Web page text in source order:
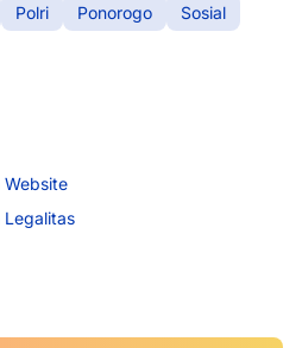
Polri Ponorogo
Sosial
Website
Legalitas